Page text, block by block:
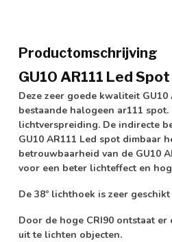
Productomschrijving
GU10 AR111 Led
Deze zeer goede kwaliteit
bestaande halogeen ar111
lichtverspreiding. De indirecte
GU10 AR111 Led spot dimbaar
betrouwbaarheid van de GU10
voor een beter lichteffect en
De 38º lichthoek is zeer
Door de hoge CRI90 ontstaat er
uit te lichten objecten.